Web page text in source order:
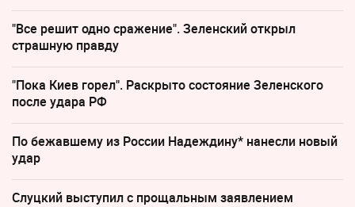
"Все решит одно сражение". Зеленский открыл
страшную правду
"Пока Киев горел". Раскрыто состояние Зеленского
после удара РФ
По бежавшему из России Надеждину* нанесли новый
удар
Слуцкий выступил с прощальным заявлением